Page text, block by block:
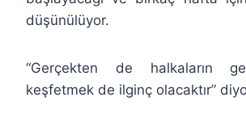
düşünülüyor.
“Gerçekten de halkaların
keşfetmek de ilginç olacaktır”